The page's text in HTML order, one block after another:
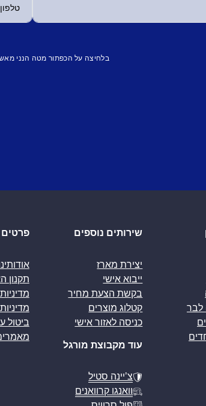
בלחיצה על הכפתור מטה הנני
לבר
שירותים נוספים
יצירת מארז
ייבוא אישי
בקשת הצעת מחיר
קטלוג מוצרים
כניסה לאזור אישי
עוד מקבוצת מורגל
צ’יינה סטיל
וואנגו קרוואנים
פרטים
תקנון
ביטול